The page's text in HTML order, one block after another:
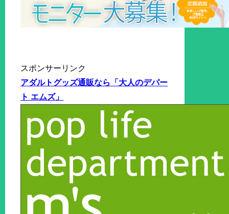
スポンサーリンク
アダルトグッズ通販なら「大人のデパー
ト エムズ」